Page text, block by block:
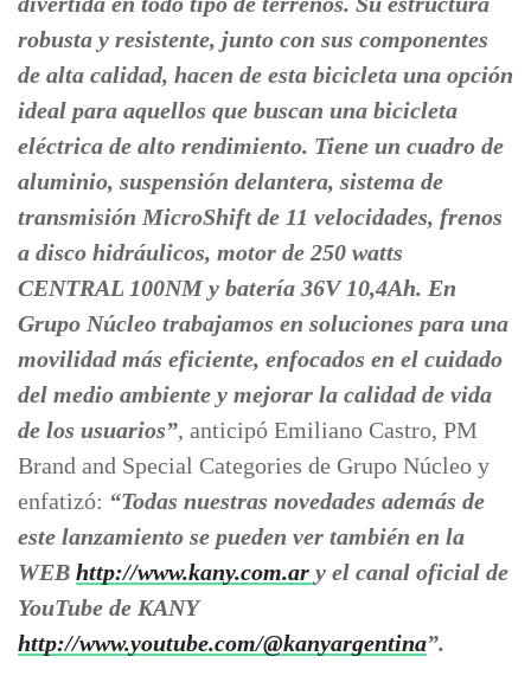
robusta y resistente, junto con sus componentes
de alta calidad, hacen de esta bicicleta una opción
ideal para aquellos que buscan una bicicleta
eléctrica de alto rendimiento. Tiene un cuadro de
aluminio, suspensión delantera, sistema de
transmisión MicroShift de 11 velocidades, frenos
a disco hidráulicos, motor de 250 watts
CENTRAL 100NM y batería 36V 10,4Ah. En
Grupo Núcleo trabajamos en soluciones para una
movilidad más eficiente, enfocados en el cuidado
del medio ambiente y mejorar la calidad de vida
de los usuarios”, anticipó Emiliano Castro, PM
Brand and Special Categories de Grupo Núcleo y
enfatizó: “Todas nuestras novedades además de
este lanzamiento se pueden ver también en la
WEB http://www.kany.com.ar y el canal oficial de
YouTube de KANY
http://www.youtube.com/@kanyargentina”.